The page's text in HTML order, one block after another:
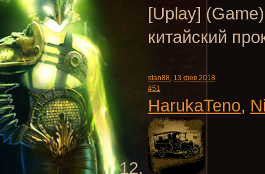
[Uplay]
китайский
stan88, 13 фев 2018
#51
HarukaTeno,